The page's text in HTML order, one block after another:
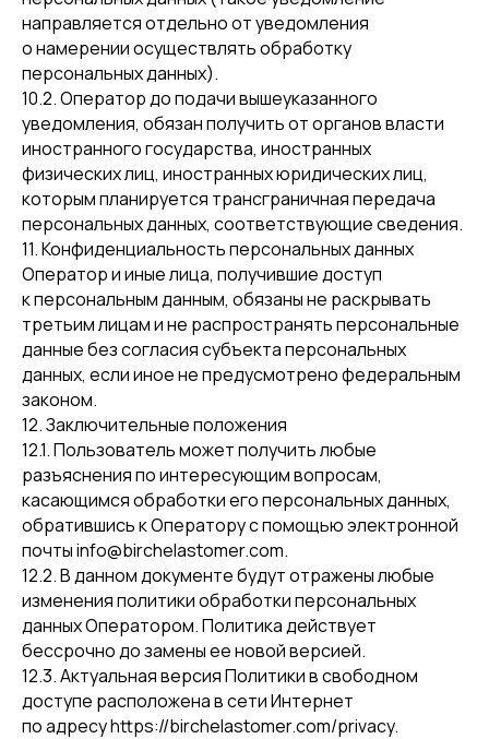
направляется отдельно от уведомления
о намерении осуществлять обработку
персональных данных).
10.2. Оператор до подачи вышеуказанного
уведомления, обязан получить от органов власти
иностранного государства, иностранных
физических лиц, иностранных юридических лиц,
которым планируется трансграничная передача
персональных данных, соответствующие сведения.
11. Конфиденциальность персональных данных
Оператор и иные лица, получившие доступ
к персональным данным, обязаны не раскрывать
третьим лицам и не распространять персональные
данные без согласия субъекта персональных
данных, если иное не предусмотрено федеральным
законом.
12. Заключительные положения
12.1. Пользователь может получить любые
разъяснения по интересующим вопросам,
касающимся обработки его персональных данных,
обратившись к Оператору с помощью электронной
почты info@birchelastomer.com.
12.2. В данном документе будут отражены любые
изменения политики обработки персональных
данных Оператором. Политика действует
бессрочно до замены ее новой версией.
12.3. Актуальная версия Политики в свободном
доступе расположена в сети Интернет
по адресу https://birchelastomer.com/privacy.